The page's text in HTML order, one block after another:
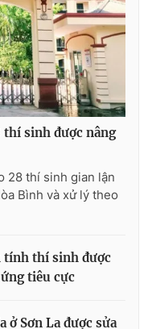
Nam
thí sinh được nâng
28 thí sinh gian lận
Bình và xử lý theo
tính thí sinh được
tiêu cực
ở Sơn La được sửa